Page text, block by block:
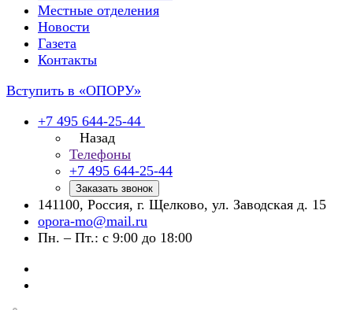
Местные отделения
Новости
Газета
Контакты
Вступить в «ОПОРУ»
+7 495 644-25-44
Назад
Телефоны
+7 495 644-25-44
Заказать звонок
141100, Россия, г. Щелково, ул. Заводская д. 15
opora-mo@mail.ru
Пн. – Пт.: с 9:00 до 18:00